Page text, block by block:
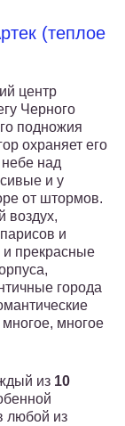
(теплое
центр
Черного
подножия
охраняет его
над
и у
от штормов.
воздух,
и
и прекрасные
города
многое, многое
из 10
любой из